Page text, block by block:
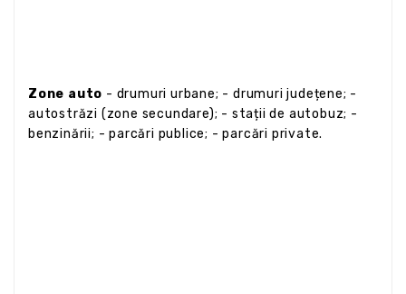
Zone auto - drumuri urbane; - drumuri județene; -
autostrăzi (zone secundare); - stații de autobuz; -
benzinării; - parcări publice; - parcări private.